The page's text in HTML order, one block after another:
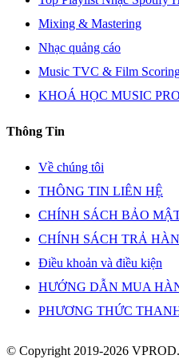
Mixing & Mastering
Nhạc quảng cáo
Music TVC & Film
KHOÁ HỌC MUSIC
Thông Tin
Về chúng tôi
THÔNG TIN LIÊN HỆ
CHÍNH SÁCH BẢO
CHÍNH SÁCH TRẢ
Điều khoản và điều kiện
HƯỚNG DẪN MUA
PHƯƠNG THỨC
© Copyright 2019-2026 VPROD.